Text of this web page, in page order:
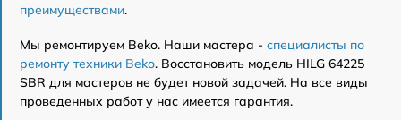
преимуществами.
Мы ремонтируем Beko. Наши мастера - специалисты по
ремонту техники Beko. Восстановить модель HILG 64225
SBR для мастеров не будет новой задачей. На все виды
проведенных работ у нас имеется гарантия.